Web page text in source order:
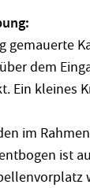
gemauerte
dem
Ein kleines
im
ist